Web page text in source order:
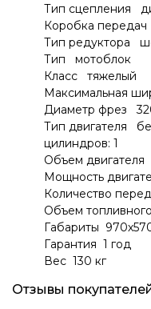
Тип сцепления
Коробка
Тип редуктора
Тип мотоблок
Класс тяжелый
Максимальная
Диаметр фрез
Тип двигателя
цилиндров: 1
Объем двигателя
Мощность
Количество
Объем
Габариты
Гарантия 1 год
Вес 130 кг
Отзывы